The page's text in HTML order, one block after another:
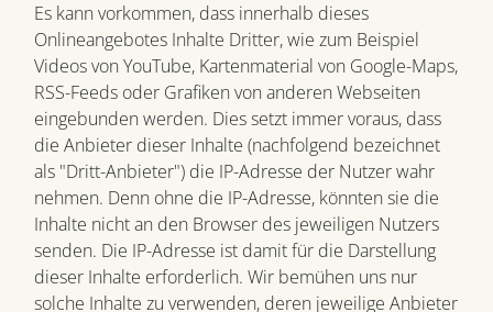
Es kann vorkommen, dass innerhalb dieses
Onlineangebotes Inhalte Dritter, wie zum Beispiel
Videos von YouTube, Kartenmaterial von Google-Maps,
RSS-Feeds oder Grafiken von anderen Webseiten
eingebunden werden. Dies setzt immer voraus, dass
die Anbieter dieser Inhalte (nachfolgend bezeichnet
als "Dritt-Anbieter") die IP-Adresse der Nutzer wahr
nehmen. Denn ohne die IP-Adresse, könnten sie die
Inhalte nicht an den Browser des jeweiligen Nutzers
senden. Die IP-Adresse ist damit für die Darstellung
dieser Inhalte erforderlich. Wir bemühen uns nur
solche Inhalte zu verwenden, deren jeweilige Anbieter